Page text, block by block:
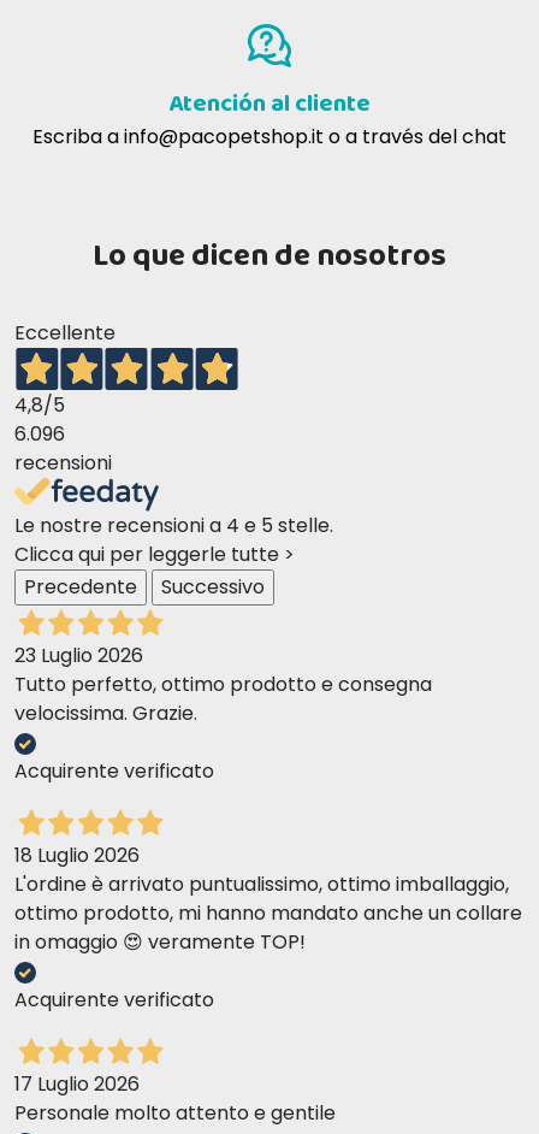
Atención al cliente
Escriba ainfo@pacopetshop.it o a través del chat
Lo que dicen de nosotros
Eccellente
4,8/5
6.096
recensioni
Le nostre recensioni a 4 e 5 stelle.
Clicca qui per leggerle tutte >
Precedente
Successivo
23 Luglio 2026
Tutto perfetto, ottimo prodotto e consegna
velocissima. Grazie.
Acquirente verificato
18 Luglio 2026
L'ordine è arrivato puntualissimo, ottimo imballaggio,
ottimo prodotto, mi hanno mandato anche un collare
in omaggio 😍 veramente TOP!
Acquirente verificato
17 Luglio 2026
Personale molto attento e gentile